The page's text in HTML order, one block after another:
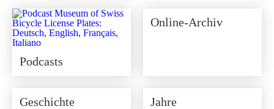
Podcasts
Online-Archiv
Geschichte Jahre